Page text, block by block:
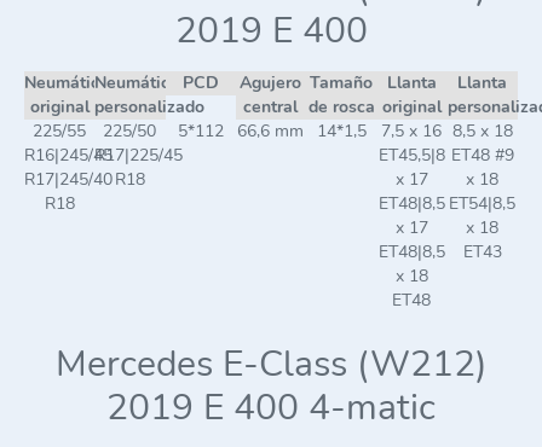
2019 E 400
Neumático
original
Neumático
personalizado
PCD
Agujero
central
Tamaño
de rosca
Llanta
original
Llanta
225/55
R16|245/45
R17|245/40
R18
225/50
R17|225/45
R18
5*112 66,6 mm 14*1,5
7,5 x 16
ET45,5|8
x 17
ET48|8,5
x 17
ET48|8,5
x 18
ET48
8,5 x 18
ET48 #9
x 18
ET54|8,5
x 18
ET43
Mercedes E-Class (W212)
2019 E 400 4-matic